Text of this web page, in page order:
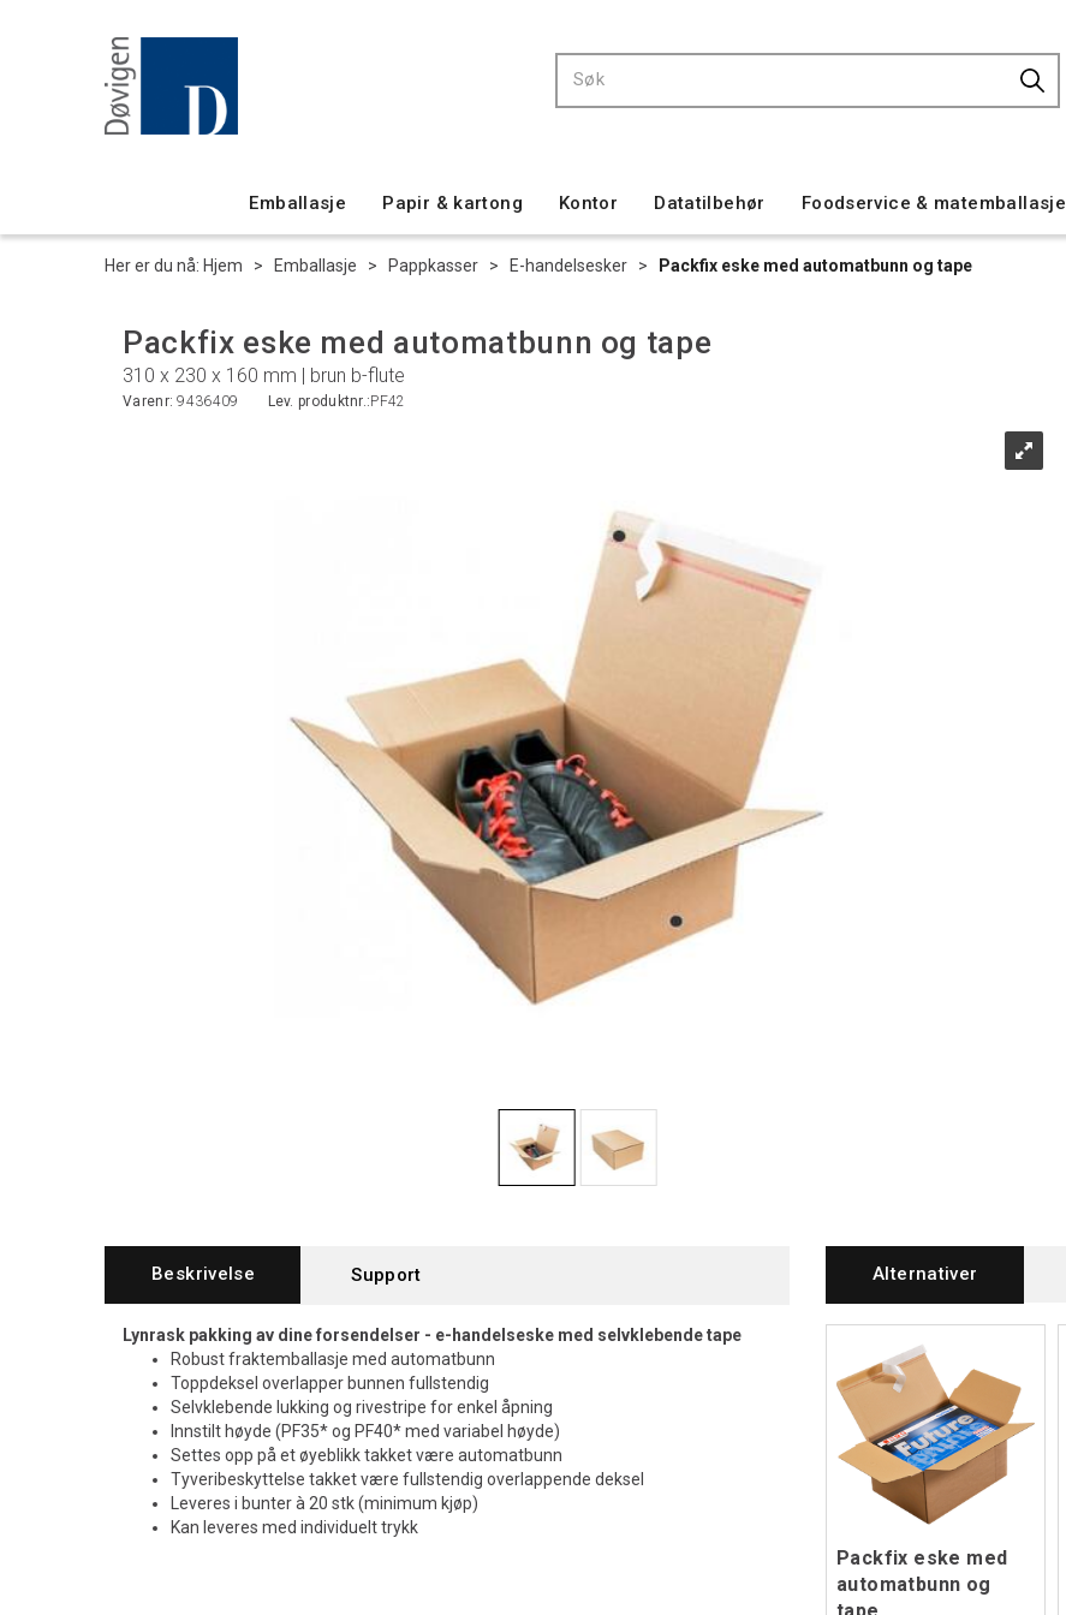
Emballasje Papir & kartong Kontor Datatilbehør Foodservice & matemballasje
Her er du nå: Hjem > Emballasje > Pappkasser > E-handelsesker > Packfix eske med automatbunn og tape
Packfix eske med automatbunn og tape
310 x 230 x 160 mm | brun b-flute
Varenr:9436409 Lev. produktnr.:PF42
Beskrivelse Support
Lynrask pakking av dine forsendelser - e-handelseske med selvklebende tape
Robust fraktemballasje med automatbunn
Toppdeksel overlapper bunnen fullstendig
Selvklebende lukking og rivestripe for enkel åpning
Innstilt høyde (PF35* og PF40* med variabel høyde)
Settes opp på et øyeblikk takket være automatbunn
Tyveribeskyttelse takket være fullstendig overlappende deksel
Leveres i bunter à 20 stk (minimum kjøp)
Kan leveres med individuelt trykk
Alternativer
Packfix eske med
automatbunn og